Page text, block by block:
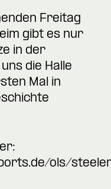
Freitag
gibt es nur
in der
die Halle
Mal in
ols/